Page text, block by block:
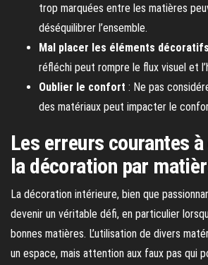
trop marquées entre les matières
déséquilibrer l’ensemble.
Mal placer les éléments décoratifs
réfléchi peut rompre le flux visuel et
Oublier le confort : Ne pas
des matériaux peut impacter le
Les erreurs courantes
la décoration par
La décoration intérieure, bien que
devenir un véritable défi, en particulier
bonnes matières. L’utilisation de divers
un espace, mais attention aux faux pas qui